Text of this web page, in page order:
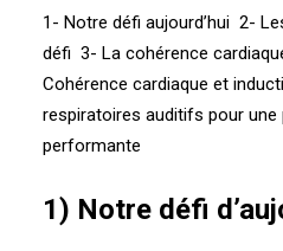
1- Notre défi aujourd’hui 2-
défi 3- La cohérence
Cohérence cardiaque et
respiratoires auditifs pour une
performante
1) Notre défi